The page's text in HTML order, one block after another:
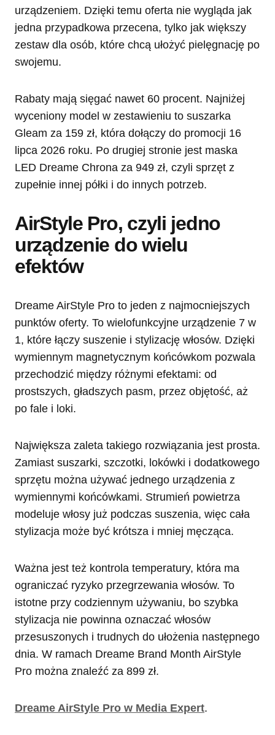
urządzeniem. Dzięki temu oferta nie wygląda jak
jedna przypadkowa przecena, tylko jak większy
zestaw dla osób, które chcą ułożyć pielęgnację po
swojemu.
Rabaty mają sięgać nawet 60 procent. Najniżej
wyceniony model w zestawieniu to suszarka
Gleam za 159 zł, która dołączy do promocji 16
lipca 2026 roku. Po drugiej stronie jest maska
LED Dreame Chrona za 949 zł, czyli sprzęt z
zupełnie innej półki i do innych potrzeb.
AirStyle Pro, czyli jedno
urządzenie do wielu
efektów
Dreame AirStyle Pro to jeden z najmocniejszych
punktów oferty. To wielofunkcyjne urządzenie 7 w
1, które łączy suszenie i stylizację włosów. Dzięki
wymiennym magnetycznym końcówkom pozwala
przechodzić między różnymi efektami: od
prostszych, gładszych pasm, przez objętość, aż
po fale i loki.
Największa zaleta takiego rozwiązania jest prosta.
Zamiast suszarki, szczotki, lokówki i dodatkowego
sprzętu można używać jednego urządzenia z
wymiennymi końcówkami. Strumień powietrza
modeluje włosy już podczas suszenia, więc cała
stylizacja może być krótsza i mniej męcząca.
Ważna jest też kontrola temperatury, która ma
ograniczać ryzyko przegrzewania włosów. To
istotne przy codziennym używaniu, bo szybka
stylizacja nie powinna oznaczać włosów
przesuszonych i trudnych do ułożenia następnego
dnia. W ramach Dreame Brand Month AirStyle
Pro można znaleźć za 899 zł.
Dreame AirStyle Pro w Media Expert.